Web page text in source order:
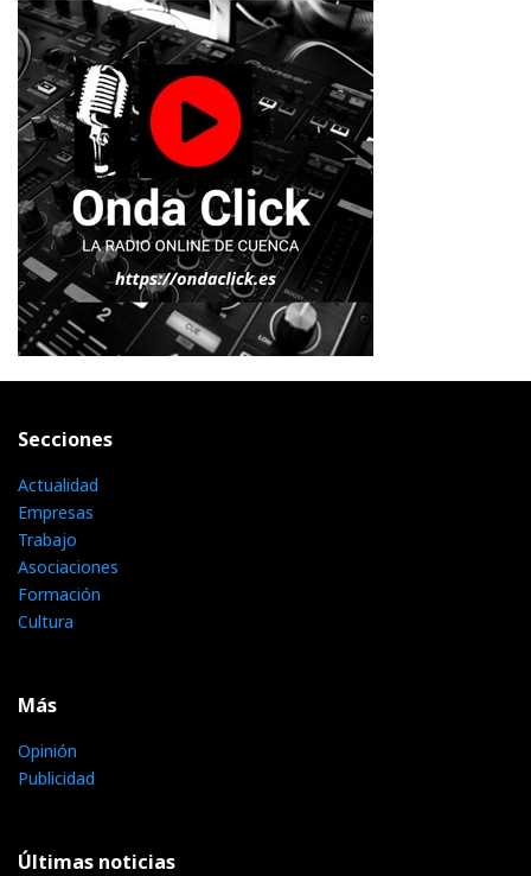
Secciones
Actualidad
Empresas
Trabajo
Asociaciones
Formación
Cultura
Más
Opinión
Publicidad
Últimas noticias